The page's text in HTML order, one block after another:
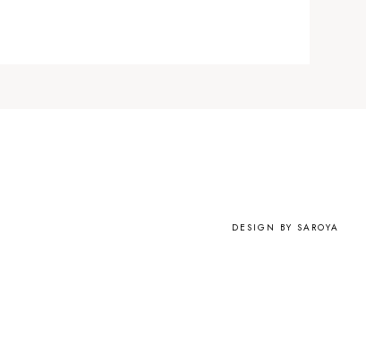
DESIGN BY SAROYA